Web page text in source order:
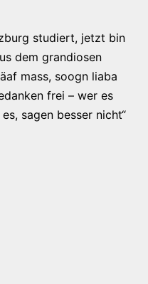
studiert, jetzt bin
dem grandiosen
mass, soogn liaba
frei – wer es
sagen besser nicht“